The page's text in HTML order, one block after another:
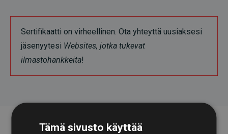
Sertifikaatti on virheellinen. Ota yhteyttä uusiaksesi
jäsenyytesi Websites, jotka tukevat
ilmastohankkeita!
Tämä sivusto käyttää